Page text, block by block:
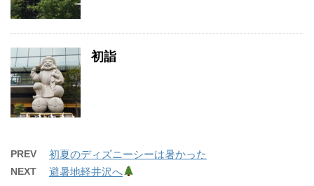
初詣
PREV 初夏のディズニーシーは暑かった
NEXT 避暑地軽井沢へ